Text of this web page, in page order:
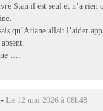
Stan il est seul et n’a rien
qu’Ariane allait l’aider
….
- Le 12 mai 2026 à 08h48